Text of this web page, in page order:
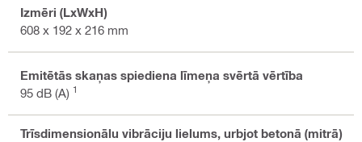
Izmēri (LxWxH)
608 x 192 x 216 mm
Emitētās skaņas spiediena līmeņa svērtā vērtība
95 dB (A) 1
Trīsdimensionālu vibrāciju lielums, urbjot betonā (mitrā)